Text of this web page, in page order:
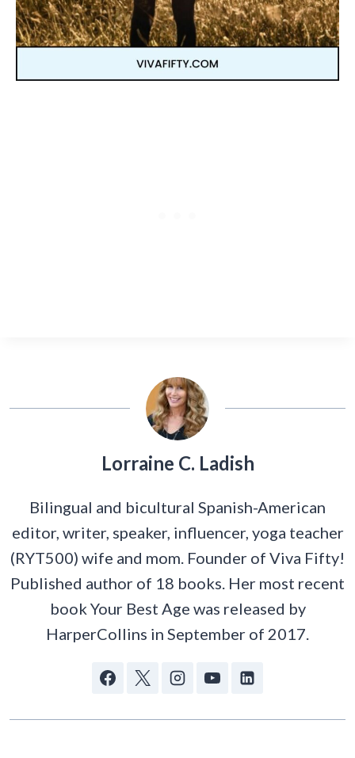
Lorraine C. Ladish
Bilingual and bicultural Spanish-American
editor, writer, speaker, influencer, yoga teacher
(RYT500) wife and mom. Founder of Viva Fifty!
Published author of 18 books. Her most recent
book Your Best Age was released by
HarperCollins in September of 2017.